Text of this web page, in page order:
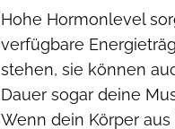
Hohe Hormonlevel
verfügbare
stehen, sie können
Dauer sogar deine
Wenn dein Körper